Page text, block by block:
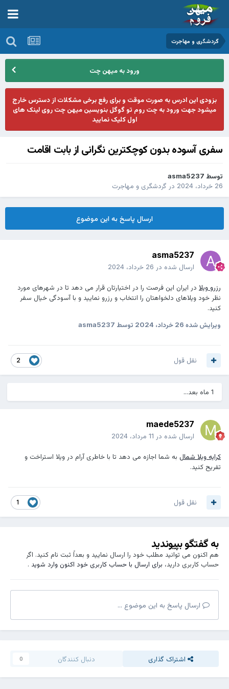
گردشگری و مهاجرت
ورود به میهن چت
بزودی این ادرس به صورت موقت و برای رفع برخی مشکلات از دسترس خارج
میشود جهت ورود به چت روم تو گوگل بنویسین میهن چت روی لینک های
اول کلیک نمایید
سفری آسوده بدون کوچکترین نگرانی از بابت اقامت
توسط asma5237
26 خرداد، 2024
در گردشگری و مهاجرت
ارسال پاسخ به این موضوع
asma5237
ارسال شده در 26 خرداد، 2024
رزرو ویلادر ایراناین فرصت را در اختیارتان قرار می دهد تا در شهرهای مورد
نظر خود ویلاهای دلخواهتان را انتخاب و رزرو نمایید و با آسودگی خیال سفر
کنید.
ویرایش شده26 خرداد، 2024 توسط asma5237
2 نقل قول
maede5237
ارسال شده در 11 مرداد، 2024
کرایه ویلا شمالبه شما اجازه می دهد تا با خاطری آرام در ویلا استراخت و
تفریح کنید.
نقل قول
به گفتگو بپیوندید
هم اکنون می توانید مطلب خود را ارسال نمایید و بعداً ثبت نام کنید. اگر
حساب کاربری دارید، برای ارسال با حساب کاربری خود اکنون وارد شوید.
ارسال پاسخ به این موضوع ...
اشتراک گذاری دنبال کنندگان 0